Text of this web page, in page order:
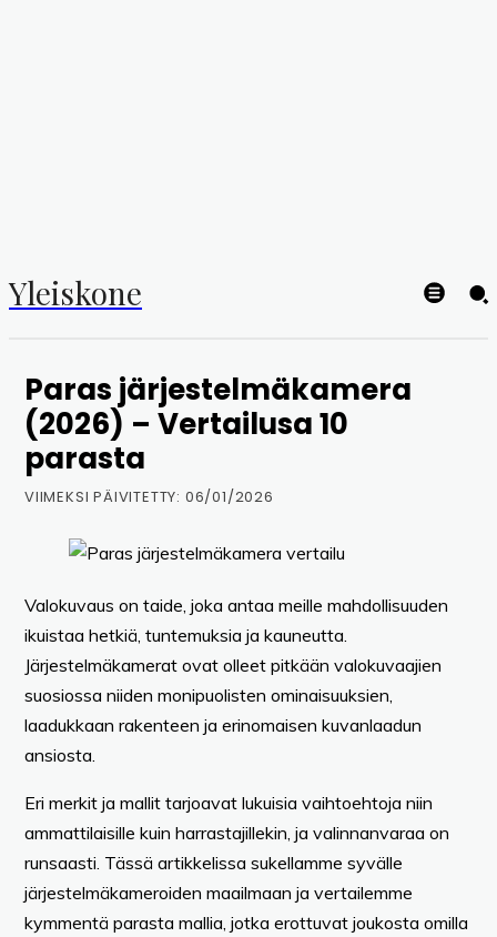
Yleiskone
Paras järjestelmäkamera
(2026) – Vertailusa 10
parasta
VIIMEKSI PÄIVITETTY: 06/01/2026
Valokuvaus on taide, joka antaa meille mahdollisuuden
ikuistaa hetkiä, tuntemuksia ja kauneutta.
Järjestelmäkamerat ovat olleet pitkään valokuvaajien
suosiossa niiden monipuolisten ominaisuuksien,
laadukkaan rakenteen ja erinomaisen kuvanlaadun
ansiosta.
Eri merkit ja mallit tarjoavat lukuisia vaihtoehtoja niin
ammattilaisille kuin harrastajillekin, ja valinnanvaraa on
runsaasti. Tässä artikkelissa sukellamme syvälle
järjestelmäkameroiden maailmaan ja vertailemme
kymmentä parasta mallia, jotka erottuvat joukosta omilla